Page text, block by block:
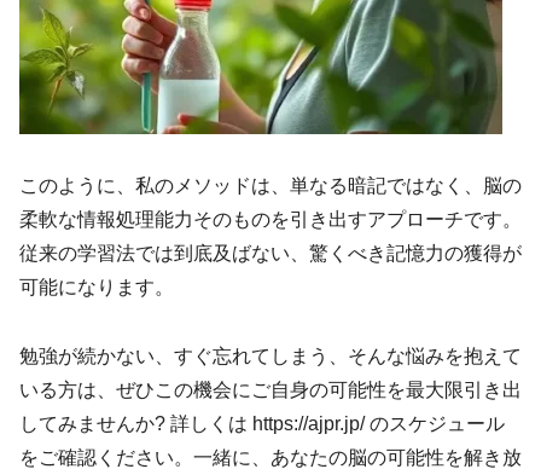
このように、私のメソッドは、単なる暗記ではなく、脳の
柔軟な情報処理能力そのものを引き出すアプローチです。
従来の学習法では到底及ばない、驚くべき記憶力の獲得が
可能になります。
勉強が続かない、すぐ忘れてしまう、そんな悩みを抱えて
いる方は、ぜひこの機会にご自身の可能性を最大限引き出
してみませんか? 詳しくは https://ajpr.jp/ のスケジュール
をご確認ください。一緒に、あなたの脳の可能性を解き放